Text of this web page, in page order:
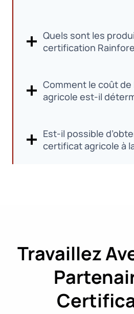
Quels sont les
certification
Comment le coût
agricole est-il
Est-il possible
certificat agricole à
Travaillez